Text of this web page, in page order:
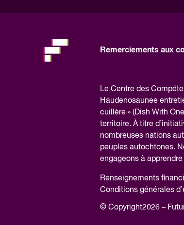
this
field,
please.
Remerciements aux
Le Centre des
Haudenosaunee
cuillère » (Dish With
territoire. À titre
nombreuses nations
peuples autochtones.
engageons à
Renseignements
Conditions générales
© Copyright2026 –